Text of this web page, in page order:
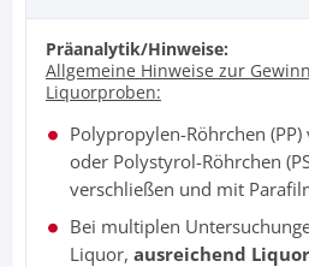
Präanalytik/Hinweise:
Allgemeine Hinweise zur
Liquorproben:
Polypropylen-Röhrchen
oder Polystyrol-Röhrchen
verschließen und mit
Bei multiplen
Liquor, ausreichend